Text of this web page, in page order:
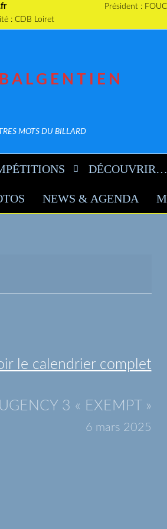
: CDB Loiret
Président :
MOTS DU BILLARD
DÉCOUVRIR…
NEWS & AGENDA
le calendrier complet
3 « EXEMPT »
6 mars 2025